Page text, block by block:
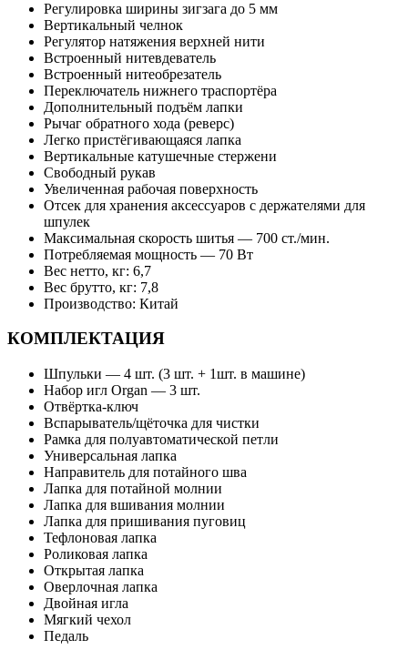
Регулировка ширины зигзага до 5 мм
Вертикальный челнок
Регулятор натяжения верхней нити
Встроенный нитевдеватель
Встроенный нитеобрезатель
Переключатель нижнего траспортёра
Дополнительный подъём лапки
Рычаг обратного хода (реверс)
Легко пристёгивающаяся лапка
Вертикальные катушечные стержени
Свободный рукав
Увеличенная рабочая поверхность
Отсек для хранения аксессуаров с держателями для
шпулек
Максимальная скорость шитья — 700 ст./мин.
Потребляемая мощность — 70 Вт
Вес нетто, кг: 6,7
Вес брутто, кг: 7,8
Производство: Китай
КОМПЛЕКТАЦИЯ
Шпульки — 4 шт. (3 шт. + 1шт. в машине)
Набор игл Organ — 3 шт.
Отвёртка-ключ
Вспарыватель/щёточка для чистки
Рамка для полуавтоматической петли
Универсальная лапка
Направитель для потайного шва
Лапка для потайной молнии
Лапка для вшивания молнии
Лапка для пришивания пуговиц
Тефлоновая лапка
Роликовая лапка
Открытая лапка
Оверлочная лапка
Двойная игла
Мягкий чехол
Педаль